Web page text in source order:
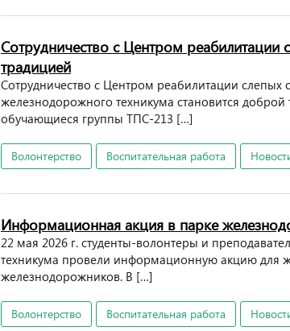
Сотрудничество с Центром реабилитации
традицией
Сотрудничество с Центром реабилитации слепых
железнодорожного техникума становится доброй
обучающиеся группы ТПС-213 […]
Волонтерство Воспитательная работа
Информационная акция в парке
22 мая 2026 г. студенты-волонтеры и
техникума провели информационную акцию для
железнодорожников. В […]
Волонтерство Воспитательная работа